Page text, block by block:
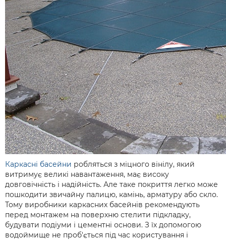
Каркасні басейни робляться з міцного вінілу, який
витримує великі навантаження, має високу
довговічність і надійність. Але таке покриття легко може
пошкодити звичайну палицю, камінь, арматуру або скло.
Тому виробники каркасних басейнів рекомендують
перед монтажем на поверхню стелити підкладку,
будувати подіуми і цементні основи. З їх допомогою
водоймище не проб'ється під час користування і